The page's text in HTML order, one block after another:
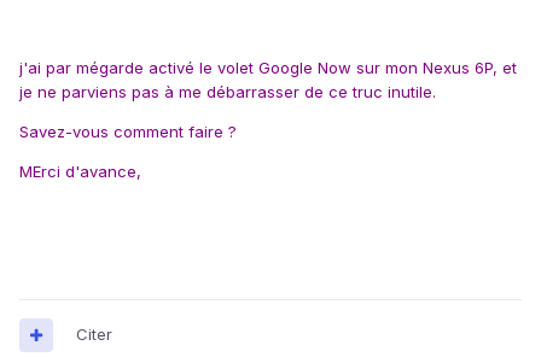
j'ai par mégarde activé le volet Google Now sur mon Nexus 6P, et
je ne parviens pas à me débarrasser de ce truc inutile.
Savez-vous comment faire ?
MErci d'avance,
Citer